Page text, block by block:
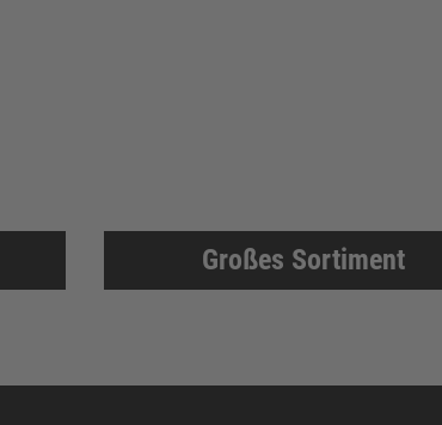
Großes Sortiment